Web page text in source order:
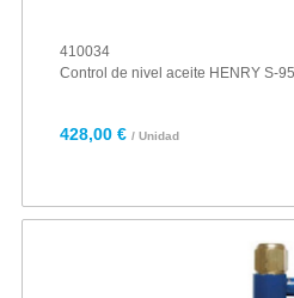
410034
Control de nivel aceite HENRY S-
428,00 € / Unidad